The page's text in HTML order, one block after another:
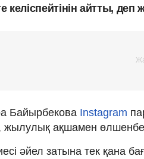
келіспейтінін айтты,
Байырбекова Instagram
жылулық ақшамен
әйел затына тек қана